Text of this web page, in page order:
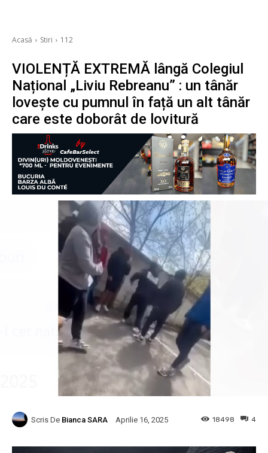
Acasă Stiri 112
VIOLENȚĂ EXTREMĂ lângă Colegiul
Național „Liviu Rebreanu” : un tânăr
lovește cu pumnul în față un alt tânăr
care este doborât de lovitură
Scris De Bianca SARA Aprilie 16, 2025 4
18498